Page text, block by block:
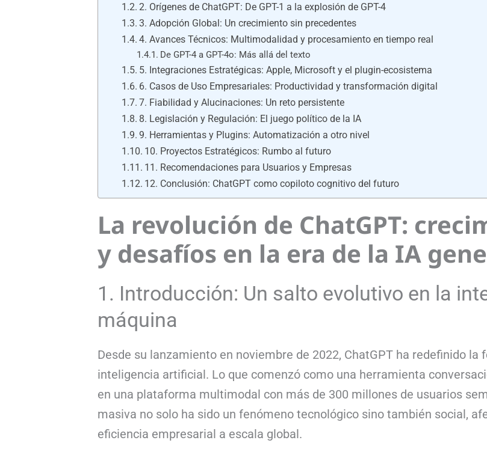
2. Orígenes de ChatGPT: De GPT-1 a la explosión de GPT-4
3. Adopción Global: Un crecimiento sin precedentes
4. Avances Técnicos: Multimodalidad y procesamiento en tiempo real
De GPT-4 a GPT-4o: Más allá del texto
5. Integraciones Estratégicas: Apple, Microsoft y el plugin-ecosistema
6. Casos de Uso Empresariales: Productividad y transformación digital
7. Fiabilidad y Alucinaciones: Un reto persistente
8. Legislación y Regulación: El juego político de la IA
9. Herramientas y Plugins: Automatización a otro nivel
10. Proyectos Estratégicos: Rumbo al futuro
11. Recomendaciones para Usuarios y Empresas
12. Conclusión: ChatGPT como copiloto cognitivo del futuro
La revolución de ChatGPT:
y desafíos en la era de la IA
1. Introducción: Un salto evolutivo en la
máquina
Desde su lanzamiento en noviembre de 2022, ChatGPT ha redefinido
inteligencia artificial. Lo que comenzó como una herramienta
en una plataforma multimodal con más de 300 millones de usuarios
masiva no solo ha sido un fenómeno tecnológico sino también social,
eficiencia empresarial a escala global.